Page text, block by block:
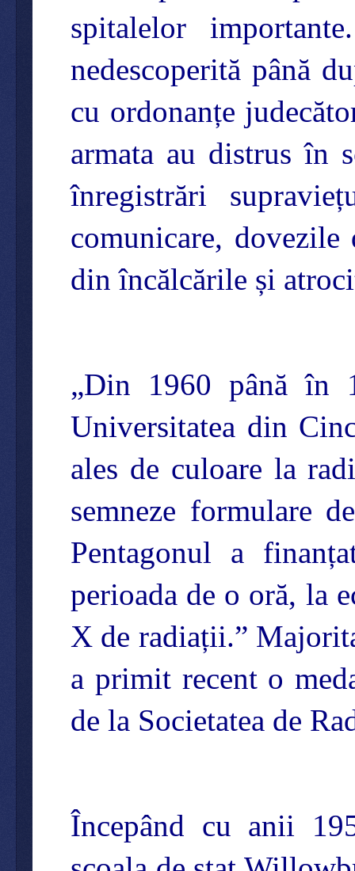
spitalelor
nedescoperită până
cu ordonanțe
armata au distrus în
înregistrări
comunicare,
din încălcările și
„Din 1960 până în
Universitatea din
ales de culoare la
semneze formulare
Pentagonul a
perioada de o oră, la
X de radiații.”
a primit recent o
de la Societatea de
Începând cu anii